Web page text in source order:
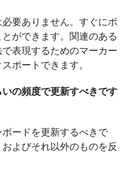
要ありません。すぐにボ
ができます。関連のある
表現するためのマーカー
ポートできます。
の頻度で更新すべきです
ードを更新するべきで
よびそれ以外のものを反